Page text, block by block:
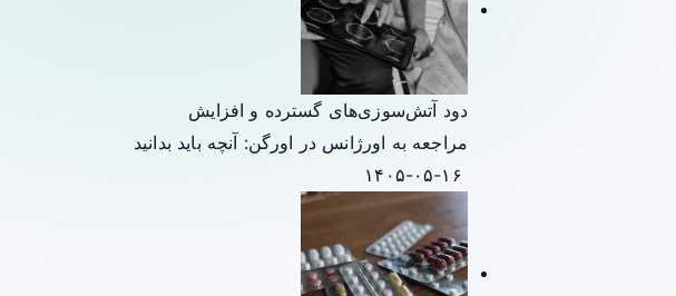
دود آتش‌سوزی‌های گسترده و افزایش
مراجعه به اورژانس در اورگن: آنچه باید بدانید